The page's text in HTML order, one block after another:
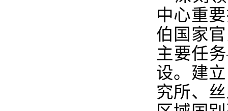
中心重
伯国家
主要任
设。建
究所、